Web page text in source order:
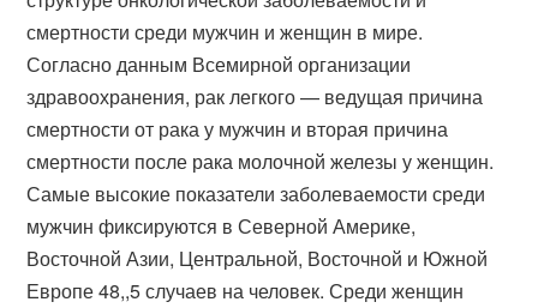
смертности среди мужчин и женщин в мире.
Согласно данным Всемирной организации
здравоохранения, рак легкого — ведущая причина
смертности от рака у мужчин и вторая причина
смертности после рака молочной железы у женщин.
Самые высокие показатели заболеваемости среди
мужчин фиксируются в Северной Америке,
Восточной Азии, Центральной, Восточной и Южной
Европе 48,,5 случаев на человек. Среди женщин